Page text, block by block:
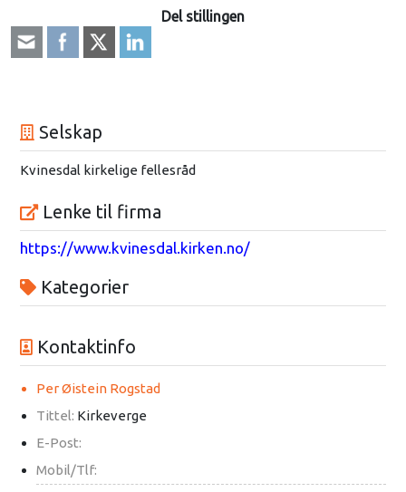
Del stillingen
Selskap
Kvinesdal kirkelige fellesråd
Lenke til firma
https://www.kvinesdal.kirken.no/
Kategorier
Kontaktinfo
Per Øistein Rogstad
Tittel: Kirkeverge
E-Post:
Mobil/Tlf: